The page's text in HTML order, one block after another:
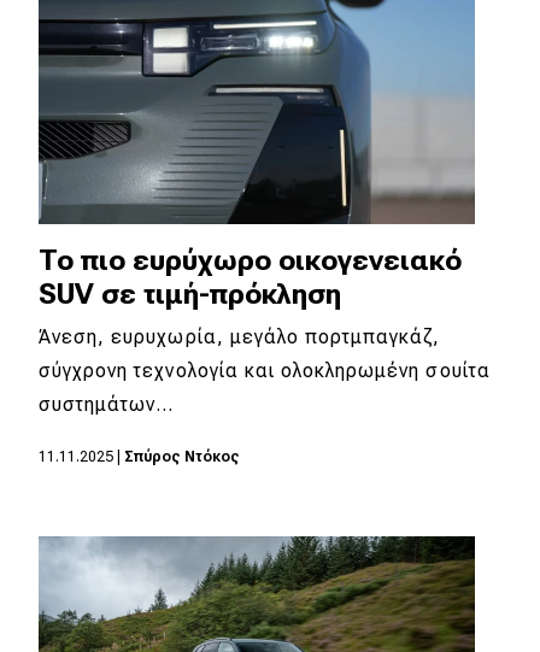
To πιο ευρύχωρο οικογενειακό
SUV σε τιμή-πρόκληση
Άνεση, ευρυχωρία, μεγάλο πορτμπαγκάζ,
σύγχρονη τεχνολογία και ολοκληρωμένη σουίτα
συστημάτων…
11.11.2025 Σπύρος Ντόκος